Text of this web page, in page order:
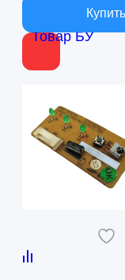
Товар БУ